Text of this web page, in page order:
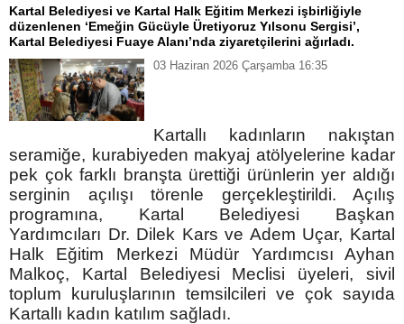
Kartal Belediyesi ve Kartal Halk Eğitim Merkezi işbirliğiyle
düzenlenen ‘Emeğin Gücüyle Üretiyoruz Yılsonu Sergisi’,
Kartal Belediyesi Fuaye Alanı’nda ziyaretçilerini ağırladı.
03 Haziran 2026 Çarşamba 16:35
Kartallı kadınların nakıştan
seramiğe, kurabiyeden makyaj atölyelerine kadar
pek çok farklı branşta ürettiği ürünlerin yer aldığı
serginin açılışı törenle gerçekleştirildi. Açılış
programına, Kartal Belediyesi Başkan
Yardımcıları Dr. Dilek Kars ve Adem Uçar, Kartal
Halk Eğitim Merkezi Müdür Yardımcısı Ayhan
Malkoç, Kartal Belediyesi Meclisi üyeleri, sivil
toplum kuruluşlarının temsilcileri ve çok sayıda
Kartallı kadın katılım sağladı.